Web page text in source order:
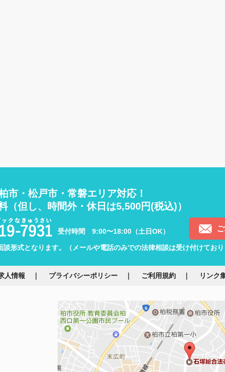
市・松戸市・常磐エリア対応！
（但し、時間外・休日は5,500円(税込)）
受付時間 9:00〜18:00（土日OK）
形式となります。（メールや電話のみでの法律相談は受け付けており
人情報 プライバシーポリシー ご利用規約 リンク